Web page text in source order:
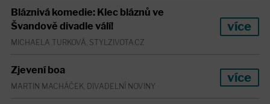
Bláznivá komedie: Klec bláznů ve
Švandově divadle válí!
MICHAELA TURKOVÁ, STYLZIVOTA.CZ
více
Zjevení boa
MARTIN MACHÁČEK, DIVADELNÍ NOVINY
více